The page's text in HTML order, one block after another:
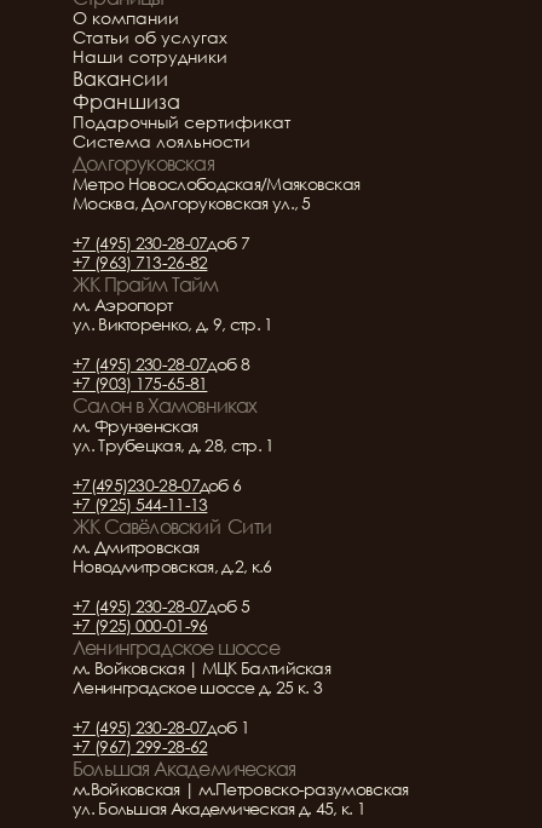
О компании
Статьи об услугах
Наши сотрудники
Вакансии
Франшиза
Подарочный сертификат
Система лояльности
Подробнее о салоне
Долгоруковская
Метро Новослободская/Маяковская
Москва, Долгоруковская ул., 5
+7 (495) 230-28-07доб 7
+7 (963) 713-26-82
ЖК Прайм Тайм
м. Аэропорт
ул. Викторенко, д. 9, стр. 1
+7 (495) 230-28-07доб 8
+7 (903) 175-65-81
Салон в Хамовниках
м. Фрунзенская
ул. Трубецкая, д. 28, стр. 1
+7(495)230-28-07доб 6
+7 (925) 544-11-13
ЖК Савёловский  Сити
м. Дмитровская
Новодмитровская, д.2, к.6
+7 (495) 230-28-07доб 5
+7 (925) 000-01-96
Ленинградское шоссе
м. Войковская | МЦК Балтийская
Ленинградское шоссе д. 25 к. 3
+7 (495) 230-28-07доб 1
+7 (967) 299-28-62
Большая Академическая
м.Войковская | м.Петровско-разумовская
ул. Большая Академическая д. 45, к. 1